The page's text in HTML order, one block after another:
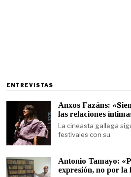
ENTREVISTAS
Anxos Fazáns:
las relaciones
La cineasta gallega
festivales con su
Antonio Tamayo:
expresión, no por la